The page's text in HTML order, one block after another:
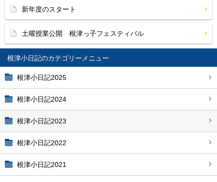
根津小日記
根津小日記2025
根津小日記2024
根津小日記2023
根津小日記2022
根津小日記2021
新年度のスタート
土曜授業公開 根津っ子フェスティバル